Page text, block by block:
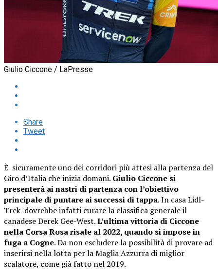
Giulio Ciccone / LaPresse
Share
Tweet
È sicuramente uno dei corridori più attesi alla partenza del
Giro d’Italia che inizia domani. Giulio Ciccone si
presenterà ai nastri di partenza con l’obiettivo
principale di puntare ai successi di tappa. In casa Lidl-
Trek dovrebbe infatti curare la classifica generale il
canadese Derek Gee-West.L’ultima vittoria di Ciccone
nella Corsa Rosa risale al 2022, quando si impose in
fuga a Cogne. Da non escludere la possibilità di provare ad
inserirsi nella lotta per la Maglia Azzurra di miglior
scalatore, come già fatto nel 2019.